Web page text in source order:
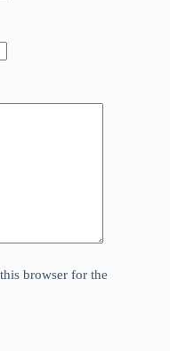
browser for the